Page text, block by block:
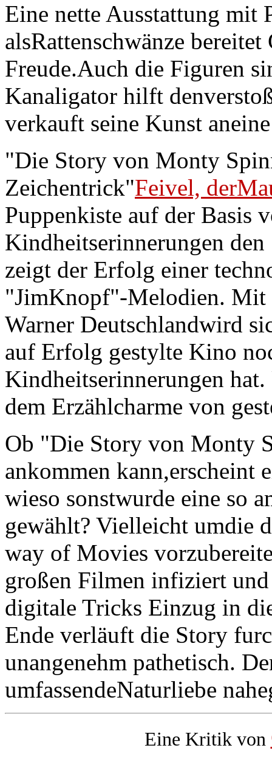
Eine nette Ausstattung mit
alsRattenschwänze
Freude.Auch die Figuren
Kanaligator hilft
verkauft seine Kunst
"Die Story von Monty
Zeichentrick"Feivel,
Puppenkiste auf der Basis
Kindheitserinnerungen
zeigt der Erfolg einer
"JimKnopf"-Melodien.
Warner Deutschlandwird
auf Erfolg gestylte Kino
Kindheitserinnerungen
dem Erzählcharme von
Ob "Die Story von Monty
ankommen kann,erscheint
wieso sonstwurde eine so
gewählt? Vielleicht umdie
way of Movies
großen Filmen infiziert und
digitale Tricks Einzug in
Ende verläuft die Story
unangenehm pathetisch.
umfassendeNaturliebe
Eine Kritik von